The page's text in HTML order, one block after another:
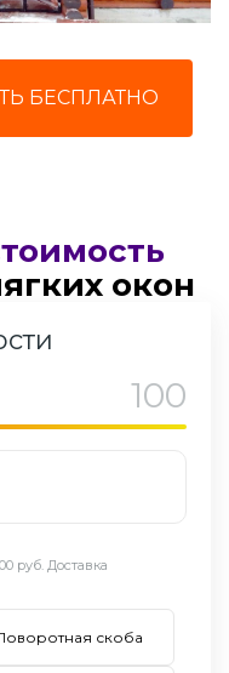
БЕСПЛАТНО
окон
руб. Доставка
скоба